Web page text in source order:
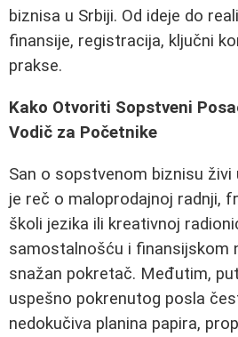
biznisa u Srbiji. Od ideje do
finansije, registracija, ključni
prakse.
Kako Otvoriti Sopstveni
Vodič za Početnike
San o sopstvenom biznisu živi
je reč o maloprodajnoj radnji,
školi jezika ili kreativnoj
samostalnošću i finansijskom
snažan pokretač. Međutim,
uspešno pokrenutog posla
nedokučiva planina papira,